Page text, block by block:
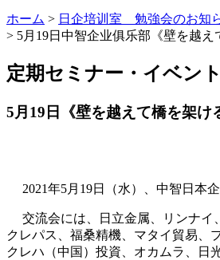
ホーム > 日企培训室 勉強会のお知
> 5月19日中智企业俱乐部《壁を越
定期セミナー・イベント
5月19日《壁を越えて橋を架
2021年5月19日（水）、中智日本
交流会には、日立金属、リンナ
クレパス、福桑精機、マタイ貿易、
クレハ（中国）投資、オカムラ、日